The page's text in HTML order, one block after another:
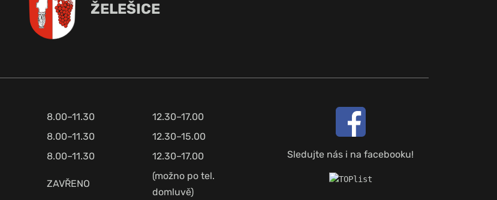
ŽELEŠICE
8.00–11.30
12.30–17.00
8.00–11.30
12.30–15.00
8.00–11.30 12.30–17.00
ZAVŘENO
(možno po tel.
domluvě)
Sledujte nás i na facebooku!